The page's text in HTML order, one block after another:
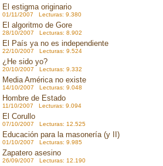
El estigma originario
01/11/2007 Lecturas: 9.380
El algoritmo de Gore
28/10/2007 Lecturas: 8.902
El País ya no es independiente
22/10/2007 Lecturas: 9.524
¿He sido yo?
20/10/2007 Lecturas: 9.332
Media América no existe
14/10/2007 Lecturas: 9.048
Hombre de Estado
11/10/2007 Lecturas: 9.094
El Corullo
07/10/2007 Lecturas: 12.525
Educación para la masonería (y II)
01/10/2007 Lecturas: 9.985
Zapatero asesino
26/09/2007 Lecturas: 12.190